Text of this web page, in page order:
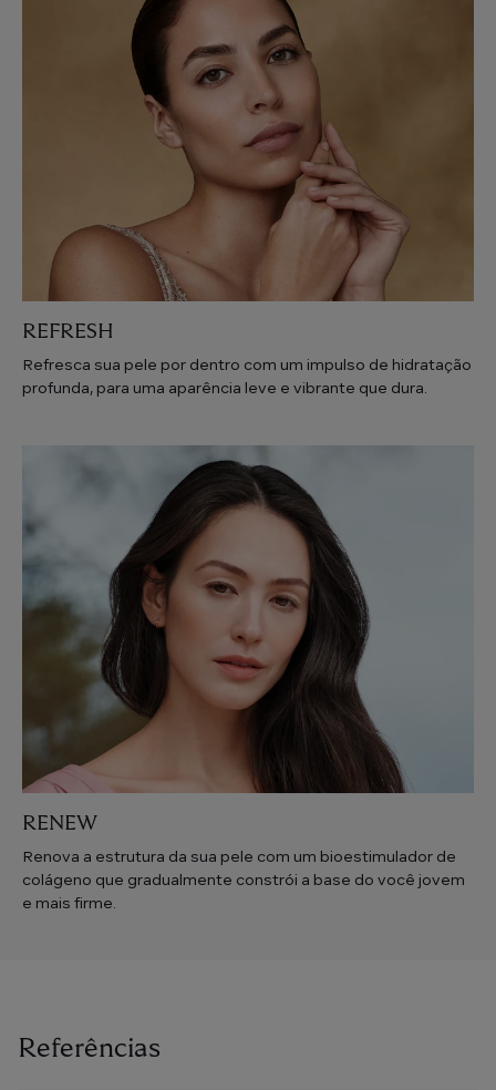
REFRESH
Refresca sua pele por dentro com um impulso de hidratação
profunda, para uma aparência leve e vibrante que dura.
RENEW
Renova a estrutura da sua pele com um bioestimulador de
colágeno que gradualmente constrói a base do você jovem
e mais firme.
Referências